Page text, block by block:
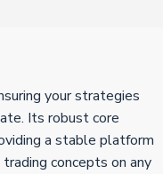
your strategies
Its robust core
a stable platform
concepts on any